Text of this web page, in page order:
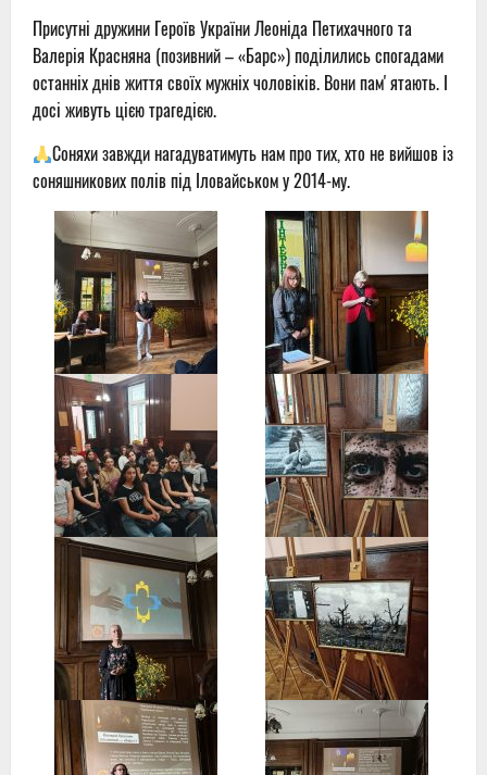
Присутні дружини Героїв України Леоніда Петихачного та
Валерія Красняна (позивний – «Барс») поділились спогадами
останніх днів життя своїх мужніх чоловіків. Вони памʼятають. І
досі живуть цією трагедією.
Соняхи завжди нагадуватимуть нам про тих, хто не вийшов із
соняшникових полів під Іловайськом у 2014-му.